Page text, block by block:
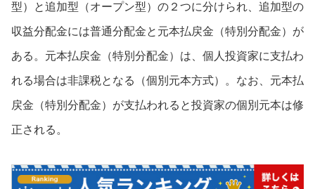
型）と追加型（オープン型）の２つに分けられ、追加型の
収益分配金には普通分配金と 元本払戻金 （特別分配金） が
ある。元本払戻金（特別分配金）は、個人投資家に支払わ
れる場合は非課税となる（個別元本方式）。なお、元本払
戻金（特別分配金）が支払われると投資家の個別元本は修
正される 。